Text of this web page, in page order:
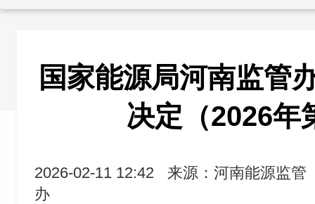
国家能源局河南监管
决定（2026年
2026-02-11 12:42
来源：河南能源监管
办